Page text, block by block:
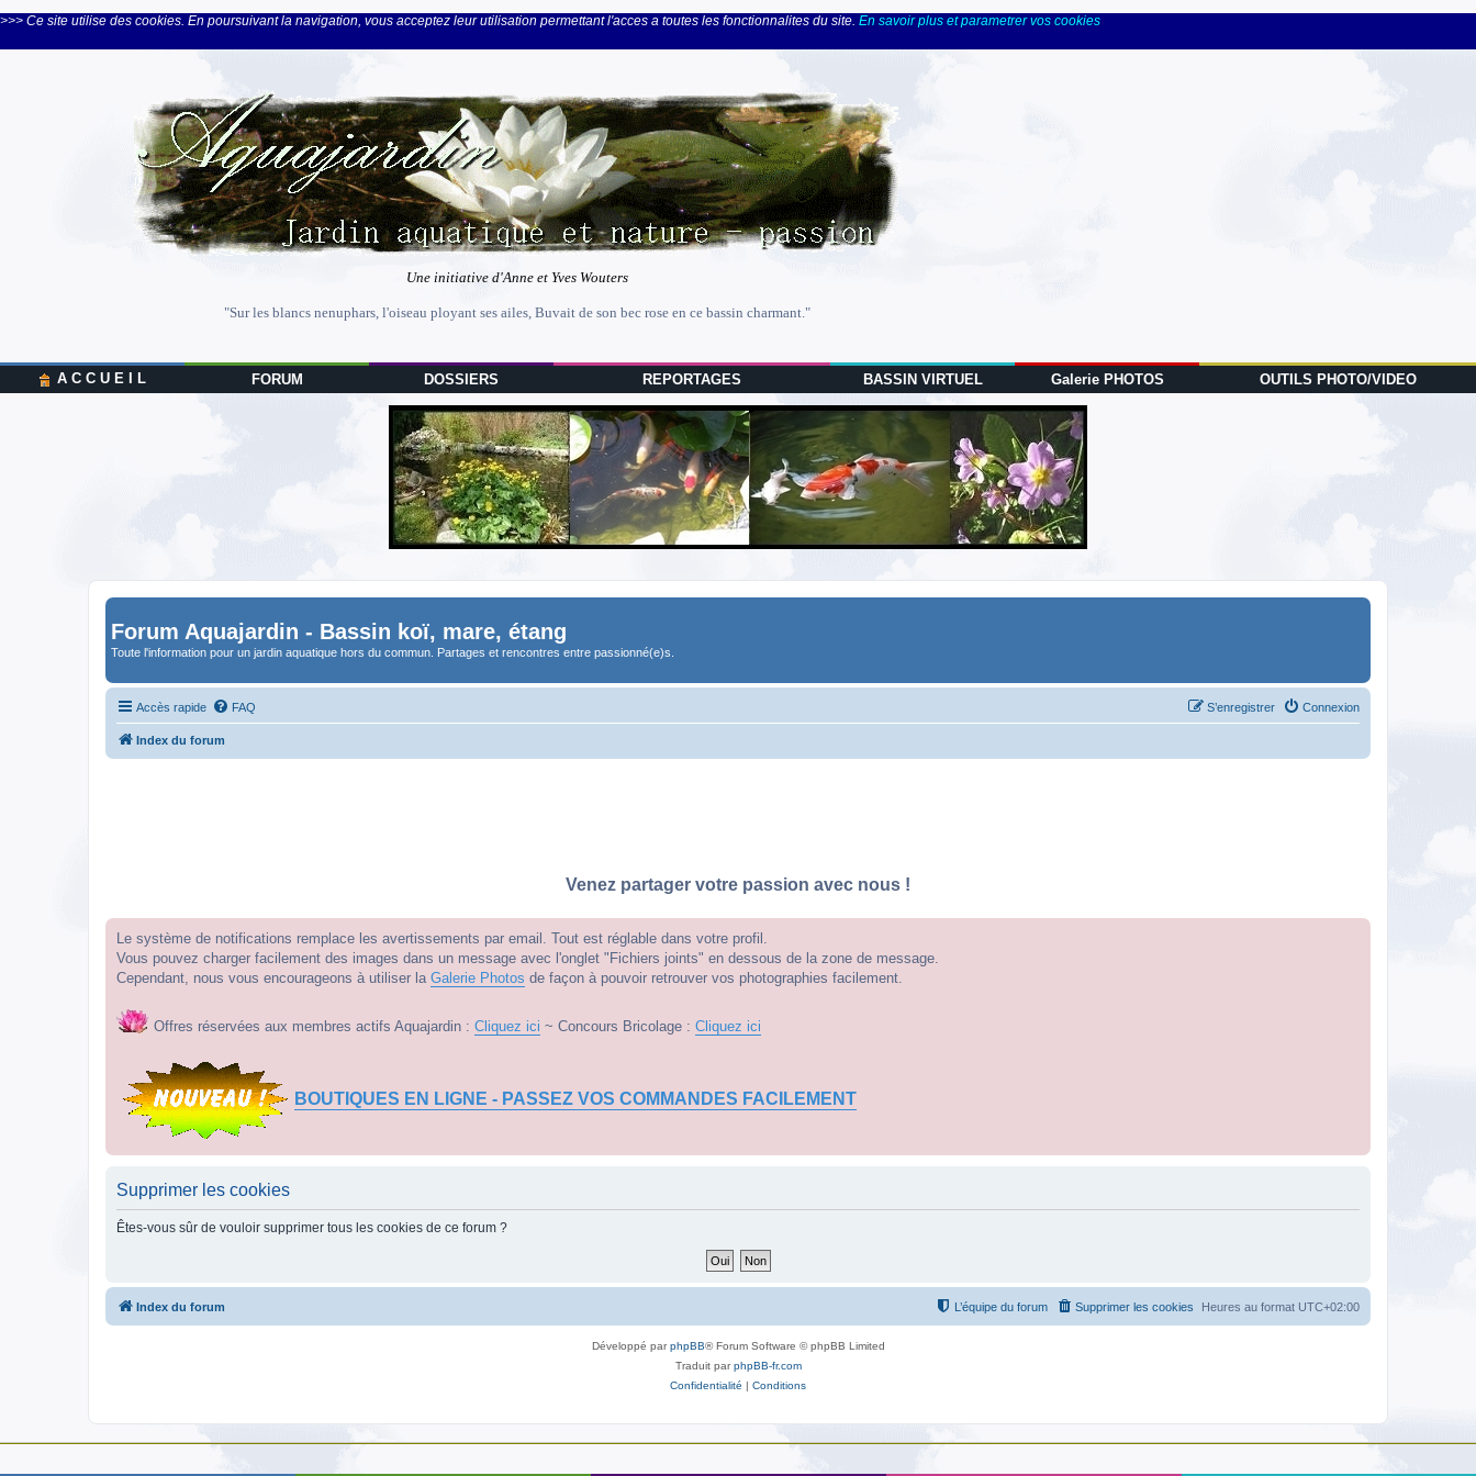
>>> Ce site utilise des cookies. En poursuivant la navigation, vous acceptez leur utilisation permettant l'acces a toutes les fonctionnalites du site. En savoir plus et parametrer vos cookies
Une initiative d'Anne et Yves Wouters
"Sur les blancs nenuphars, l'oiseau ployant ses ailes, Buvait de son bec rose en ce bassin charmant."
A C C U E I L FORUM DOSSIERS REPORTAGES BASSIN VIRTUEL Galerie PHOTOS OUTILS PHOTO/VIDEO
Forum Aquajardin - Bassin koï, mare, étang
Toute l'information pour un jardin aquatique hors du commun. Partages et rencontres entre passionné(e)s.
Accès rapide FAQ Connexion
S’enregistrer
Index du forum
Venez partager votre passion avec nous !
Le système de notifications remplace les avertissements par email. Tout est réglable dans votre profil.
Vous pouvez charger facilement des images dans un message avec l'onglet "Fichiers joints" en dessous de la zone de message.
Cependant, nous vous encourageons à utiliser la Galerie Photos de façon à pouvoir retrouver vos photographies facilement.
Offres réservées aux membres actifs Aquajardin : Cliquez ici ~ Concours Bricolage : Cliquez ici
BOUTIQUES EN LIGNE - PASSEZ VOS COMMANDES FACILEMENT
Supprimer les cookies
Êtes-vous sûr de vouloir supprimer tous les cookies de ce forum ?
Index du forum Heures au format UTC+02:00
Supprimer les cookies
L’équipe du forum
Développé parphpBB® Forum Software © phpBB Limited
Traduit parphpBB-fr.com
Confidentialité | Conditions